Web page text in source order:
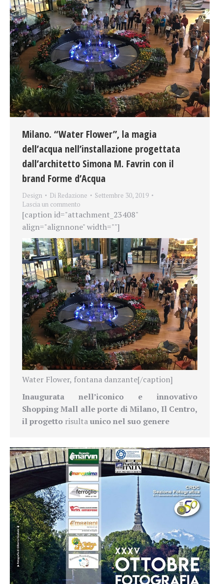
Milano. “Water Flower”, la magia
dell’acqua nell’installazione progettata
dall’architetto Simona M. Favrin con il
brand Forme d’Acqua
Design Di Redazione
Settembre 30, 2019
Lascia un commento
[caption id="attachment_23408"
align="alignnone" width=""]
Water Flower, fontana danzante[/caption]
Inaugurata nell’iconico e innovativo
Shopping Mall alle porte di Milano, Il Centro,
il progetto risultaunico nel suo genere